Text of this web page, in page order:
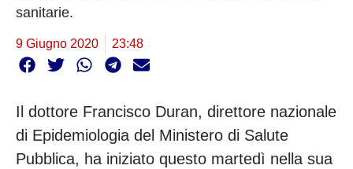
sanitarie.
9 Giugno 2020 23:48
Il dottore Francisco Duran, direttore nazionale
di Epidemiologia del Ministero di Salute
Pubblica, ha iniziato questo martedì nella sua